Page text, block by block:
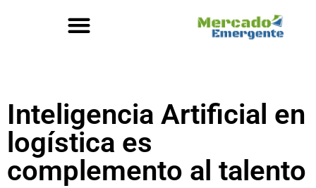
Inteligencia Artificial en
logística es
complemento al talento